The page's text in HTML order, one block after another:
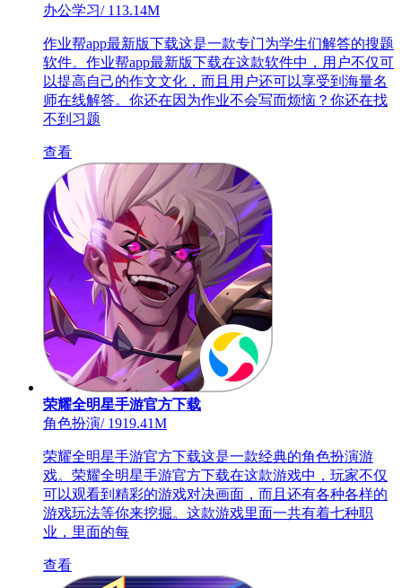
办公学习/113.14M
作业帮app最新版下载这是一款专门为学生们解答的搜题
软件。作业帮app最新版下载在这款软件中，用户不仅可
以提高自己的作文文化，而且用户还可以享受到海量名
师在线解答。你还在因为作业不会写而烦恼？你还在找
不到习题
查看
荣耀全明星手游官方下载
角色扮演/1919.41M
荣耀全明星手游官方下载这是一款经典的角色扮演游
戏。荣耀全明星手游官方下载在这款游戏中，玩家不仅
可以观看到精彩的游戏对决画面，而且还有各种各样的
游戏玩法等你来挖掘。这款游戏里面一共有着七种职
业，里面的每
查看